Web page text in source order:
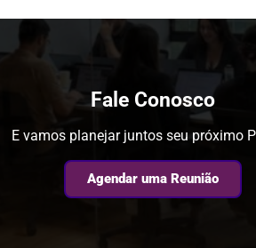
Fale Conosco
E vamos planejar juntos seu próximo
Agendar uma Reunião